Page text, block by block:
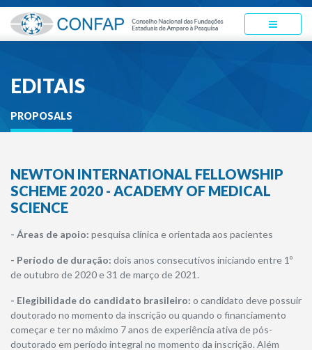
EDITAIS
PROPOSALS
NEWTON INTERNATIONAL FELLOWSHIP
SCHEME 2020 - ACADEMY OF MEDICAL
SCIENCE
- Áreas de apoio: pesquisa clínica e orientada aos pacientes
- Período de duração: dois anos consecutivos iniciando entre 1º
de outubro de 2020 e 31 de março de 2021.
- Elegibilidade do candidato brasileiro: o candidato deve possuir
doutorado no momento da inscrição ou quando o financiamento
começar e ter no máximo 7 anos de experiência ativa de pós-
doutorado em período integral no momento da inscrição. Além